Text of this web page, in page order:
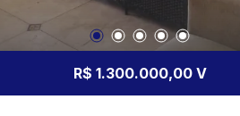
R$ 1.300.000,00 V